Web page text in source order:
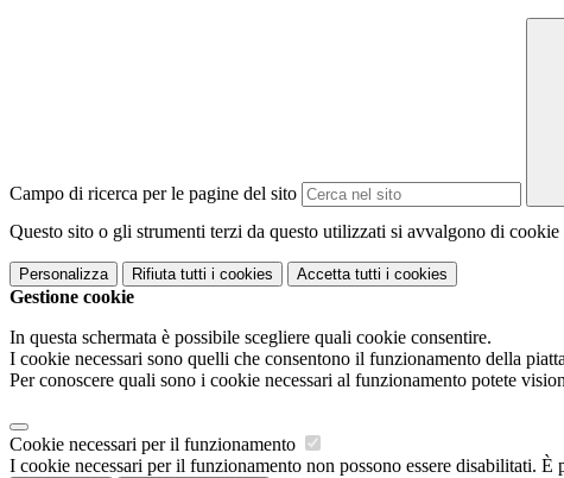
Campo di ricerca per le pagine del sito
Questo sito o gli strumenti terzi da questo utilizzati si avvalgono di
Personalizza Rifiuta tutti i cookies Accetta tutti i cookies
Gestione cookie
In questa schermata è possibile scegliere quali cookie consentire.
I cookie necessari sono quelli che consentono il funzionamento della
Per conoscere quali sono i cookie necessari al funzionamento potete
Cookie necessari per il funzionamento
I cookie necessari per il funzionamento non possono essere disabilitati.